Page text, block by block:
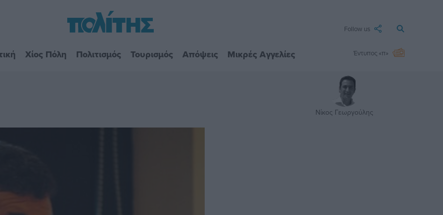
Follow us
Χίος Πόλη Πολιτισμός Τουρισμός Απόψεις Μικρές Αγγελίες Έντυπος «π»
Νίκος Γεωργούλης